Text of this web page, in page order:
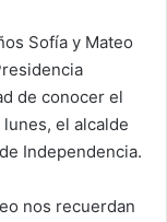
Sofía y Mateo
de conocer el
el alcalde
Independencia.
nos recuerdan